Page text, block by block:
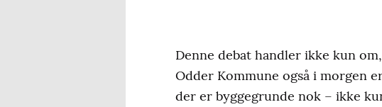
Denne debat handler ikke kun
Odder Kommune også i morgen
der er byggegrunde nok – ikke